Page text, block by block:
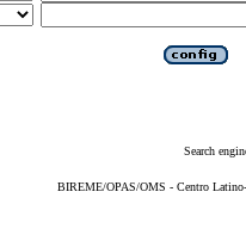
Search
BIREME/OPAS/OMS - Centro Latino-